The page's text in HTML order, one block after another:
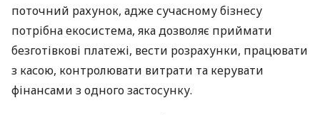
поточний рахунок, адже сучасному бізнесу
потрібна екосистема, яка дозволяє приймати
безготівкові платежі, вести розрахунки, працювати
з касою, контролювати витрати та керувати
фінансами з одного застосунку.